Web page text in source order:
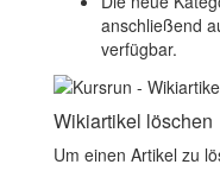
anschließend
verfügbar.
Wikiartikel löschen
Um einen Artikel zu